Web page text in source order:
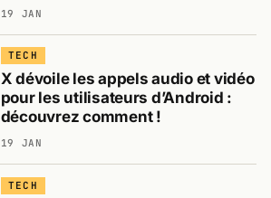
19 JAN
TECH
X dévoile les appels audio et vidéo
pour les utilisateurs d’Android :
découvrez comment !
19 JAN
TECH